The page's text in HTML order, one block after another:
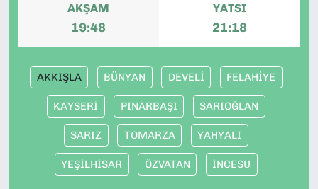
AKŞAM
19:48
YATSI
21:18
AKKIŞLA BÜNYAN DEVELİ FELAHİYE
KAYSERİ PINARBAŞI SARIOĞLAN
SARIZ TOMARZA YAHYALI
YEŞİLHİSAR ÖZVATAN İNCESU